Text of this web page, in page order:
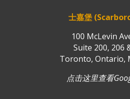
士嘉堡
100 McLevin
Suite 200, 206
Toronto, Ontario,
点击这里查看